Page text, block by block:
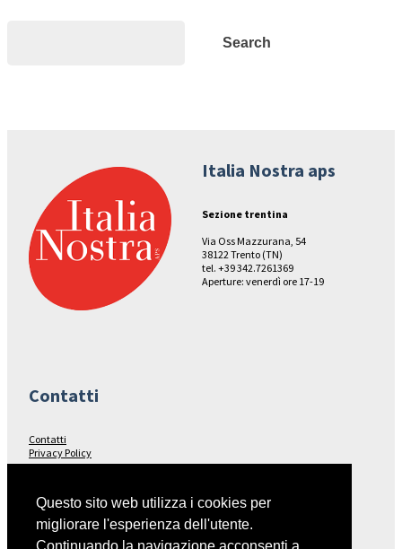
Search
Italia Nostra aps
Sezione trentina
Via Oss Mazzurana, 54
38122 Trento (TN)
tel. +39 342.7261369
Aperture: venerdì ore 17-19
Contatti
Contatti
Privacy Policy
Seguici su…
Facebook
Questo sito web utilizza i cookies per
migliorare l'esperienza dell'utente.